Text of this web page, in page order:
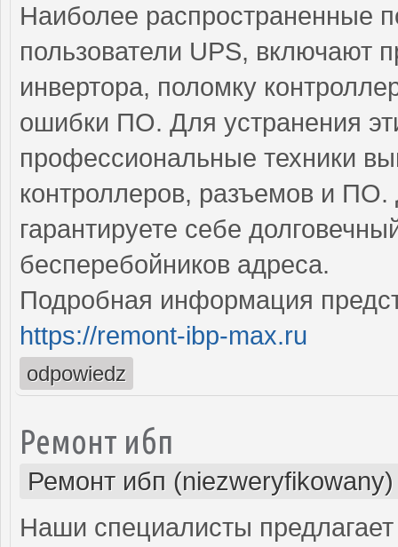
Наиболее распространенные
пользователи UPS, включают
инвертора, поломку
ошибки ПО. Для устранения
профессиональные техники
контроллеров, разъемов и
гарантируете себе
бесперебойников адреса.
Подробная информация
https://remont-ibp-max.ru
odpowiedz
Ремонт ибп
Ремонт ибп (niezweryfikowany)
Наши специалисты